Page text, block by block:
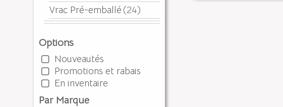
Vrac Pré-emballé (24)
Options
Nouveautés
Promotions et rabais
En inventaire
Par Marque